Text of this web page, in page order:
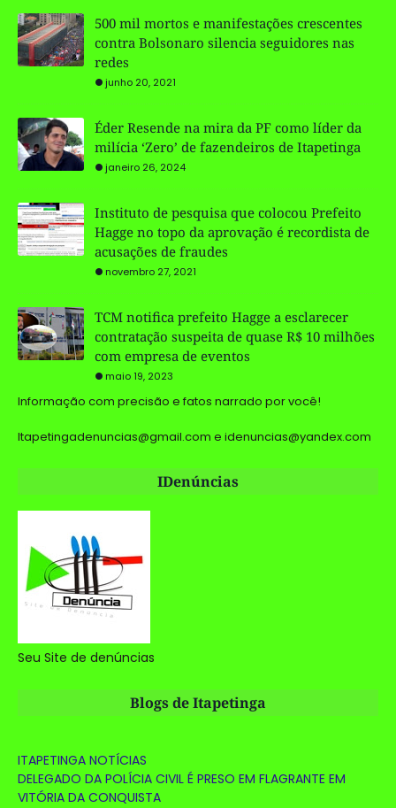
500 mil mortos e manifestações crescentes
contra Bolsonaro silencia seguidores nas
redes
junho 20, 2021
Éder Resende na mira da PF como líder da
milícia ‘Zero’ de fazendeiros de Itapetinga
janeiro 26, 2024
Instituto de pesquisa que colocou Prefeito
Hagge no topo da aprovação é recordista de
acusações de fraudes
novembro 27, 2021
TCM notifica prefeito Hagge a esclarecer
contratação suspeita de quase R$ 10 milhões
com empresa de eventos
maio 19, 2023
Informação com precisão e fatos narrado por você!
Itapetingadenuncias@gmail.com e idenuncias@yandex.com
IDenúncias
Seu Site de denúncias
Blogs de Itapetinga
ITAPETINGA NOTÍCIAS
DELEGADO DA POLÍCIA CIVIL É PRESO EM FLAGRANTE EM
VITÓRIA DA CONQUISTA